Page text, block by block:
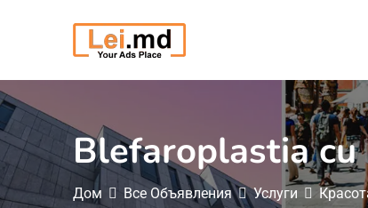
содержимому
Blefaroplastia cu
Дом Все Объявления Услуги